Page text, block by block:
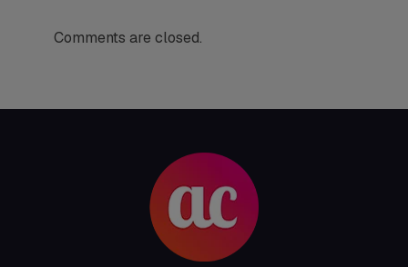
Canada
Curso de inglês no exterior
Documentações e visto
Comments are closed.